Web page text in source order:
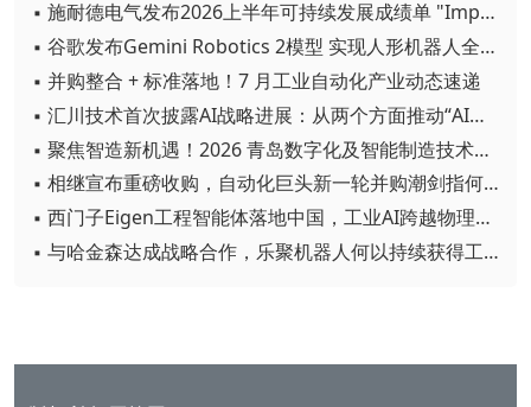
▪ 施耐德电气发布2026上半年可持续发展成绩单 "Impact 2030"路线图开局稳健
▪ 谷歌发布Gemini Robotics 2模型 实现人形机器人全身智能控制突破
▪ 并购整合 + 标准落地！7 月工业自动化产业动态速递
▪ 汇川技术首次披露AI战略进展：从两个方面推动“AI业务化”落地
▪ 聚焦智造新机遇！2026 青岛数字化及智能制造技术论坛圆满落幕
▪ 相继宣布重磅收购，自动化巨头新一轮并购潮剑指何方？
▪ 西门子Eigen工程智能体落地中国，工业AI跨越物理世界“确定性”拐点
▪ 与哈金森达成战略合作，乐聚机器人何以持续获得工业巨头青睐？